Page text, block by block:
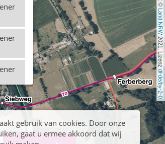
Land NRW
2021, Lizenz
dl-de/by-2-0
gebruik van cookies. Door onze
gaat u ermee akkoord dat wij